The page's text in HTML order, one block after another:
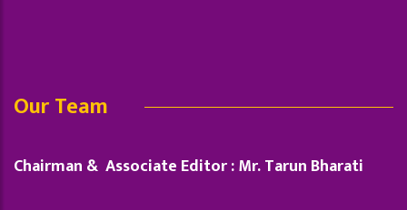
Our Team
Chairman & Associate Editor : Mr. Tarun Bharati